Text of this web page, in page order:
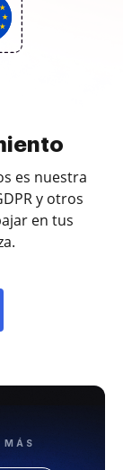
es nuestra
y otros
en tus
MÁS